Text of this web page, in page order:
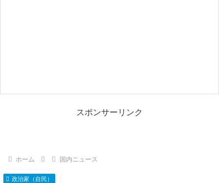
スポンサーリンク
ホーム 国内ニュース
政治家（自民）